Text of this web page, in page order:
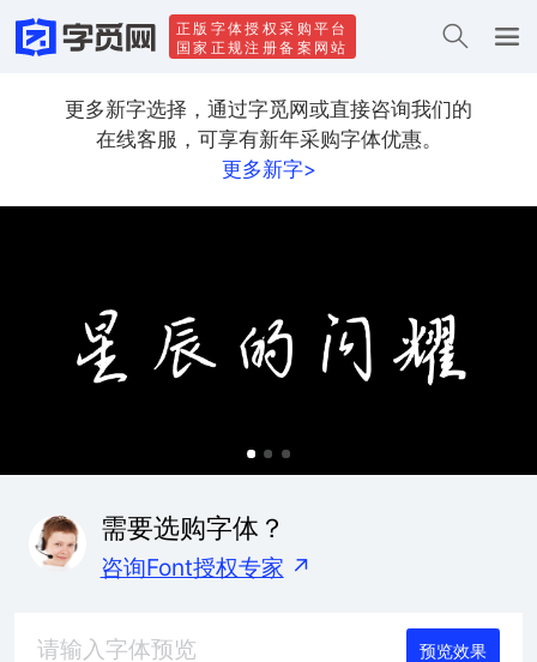
正版字体授权采购平台
国家正规注册备案网站
更多新字选择，通过字觅网或直接咨询我们的
在线客服，可享有新年采购字体优惠。
更多新字>
需要选购字体？
咨询Font授权专家 ↗
预览效果